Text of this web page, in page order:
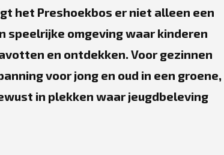
het Preshoekbos er niet alleen een
speelrijke omgeving waar kinderen
en ontdekken. Voor gezinnen
voor jong en oud in een groene,
in plekken waar jeugdbeleving